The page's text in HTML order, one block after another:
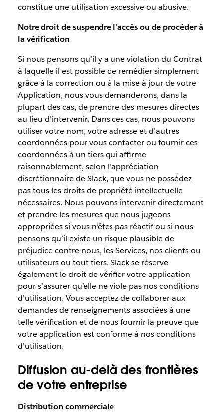
constitue une utilisation excessive ou abusive.
Notre droit de suspendre l'accès ou de procéder à
la vérification
Si nous pensons qu’il y a une violation du Contrat
à laquelle il est possible de remédier simplement
grâce à la correction ou à la mise à jour de votre
Application, nous vous demanderons, dans la
plupart des cas, de prendre des mesures directes
au lieu d’intervenir. Dans ces cas, nous pouvons
utiliser votre nom, votre adresse et d’autres
coordonnées pour vous contacter ou fournir ces
coordonnées à un tiers qui affirme
raisonnablement, selon l’appréciation
discrétionnaire de Slack, que vous ne possédez
pas tous les droits de propriété intellectuelle
nécessaires. Nous pouvons intervenir directement
et prendre les mesures que nous jugeons
appropriées si vous n’êtes pas réactif ou si nous
pensons qu’il existe un risque plausible de
préjudice contre nous, les Services, nos clients ou
utilisateurs ou tout tiers. Slack se réserve
également le droit de vérifier votre application
pour s’assurer qu’elle ne viole pas nos conditions
d’utilisation. Vous acceptez de collaborer aux
demandes de renseignements associées à une
telle vérification et de nous fournir la preuve que
votre application est conforme à nos conditions
d’utilisation.
Diffusion au-delà des frontières
de votre entreprise
Distribution commerciale